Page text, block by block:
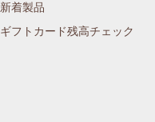
新着製品
ギフトカード残高チェック